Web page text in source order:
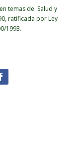
temas de Salud y
ratificada por Ley
1993.